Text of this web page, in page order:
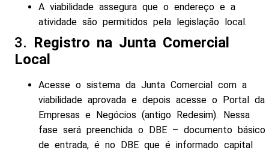
A viabilidade assegura que o endereço e a
atividade são permitidos pela legislação local.
3. Registro na Junta Comercial
Local
Acesse o sistema da Junta Comercial com a
viabilidade aprovada e depois acesse o Portal da
Empresas e Negócios (antigo Redesim). Nessa
fase será preenchida o DBE – documento básico
de entrada, é no DBE que é informado capital